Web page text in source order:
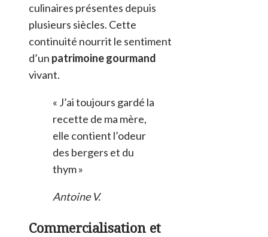
culinaires présentes depuis
plusieurs siècles. Cette
continuité nourrit le sentiment
d’un patrimoine gourmand
vivant.
« J’ai toujours gardé la
recette de ma mère,
elle contient l’odeur
des bergers et du
thym »
Antoine V.
Commercialisation et